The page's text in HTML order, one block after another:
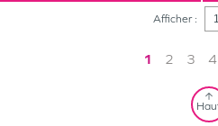
Afficher :
1 2 3 4